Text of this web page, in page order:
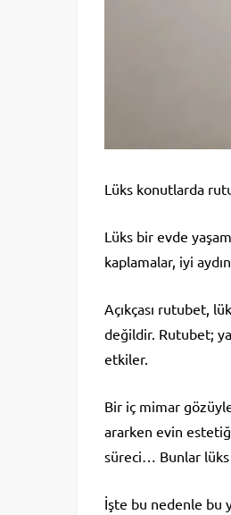
Lüks konutlarda
Lüks bir evde
kaplamalar, iyi
Açıkçası rutubet,
değildir. Rutubet;
etkiler.
Bir iç mimar
ararken evin
süreci… Bunlar lüks
İşte bu nedenle bu